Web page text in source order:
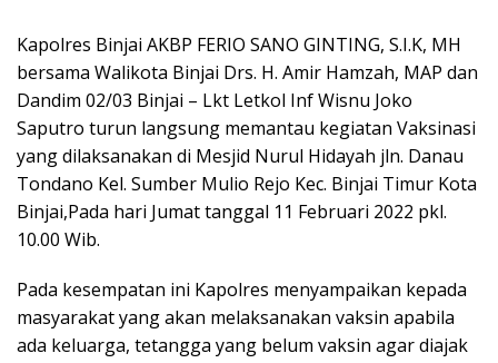
Kapolres Binjai AKBP FERIO SANO GINTING, S.I.K, MH
bersama Walikota Binjai Drs. H. Amir Hamzah, MAP dan
Dandim 02/03 Binjai – Lkt Letkol Inf Wisnu Joko
Saputro turun langsung memantau kegiatan Vaksinasi
yang dilaksanakan di Mesjid Nurul Hidayah jln. Danau
Tondano Kel. Sumber Mulio Rejo Kec. Binjai Timur Kota
Binjai,Pada hari Jumat tanggal 11 Februari 2022 pkl.
10.00 Wib.
Pada kesempatan ini Kapolres menyampaikan kepada
masyarakat yang akan melaksanakan vaksin apabila
ada keluarga, tetangga yang belum vaksin agar diajak